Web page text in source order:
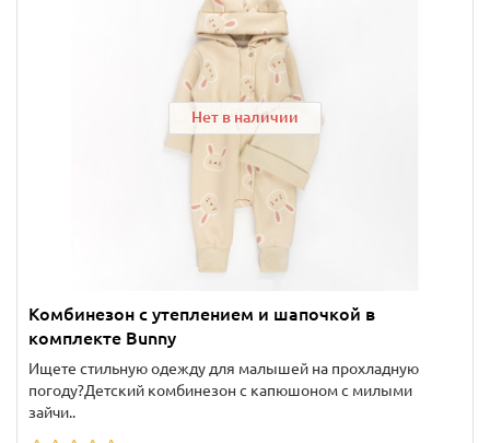
Нет в наличии
Комбинезон с утеплением и шапочкой в
комплекте Bunny
Ищете стильную одежду для малышей на прохладную
погоду?Детский комбинезон с капюшоном с милыми
зайчи..